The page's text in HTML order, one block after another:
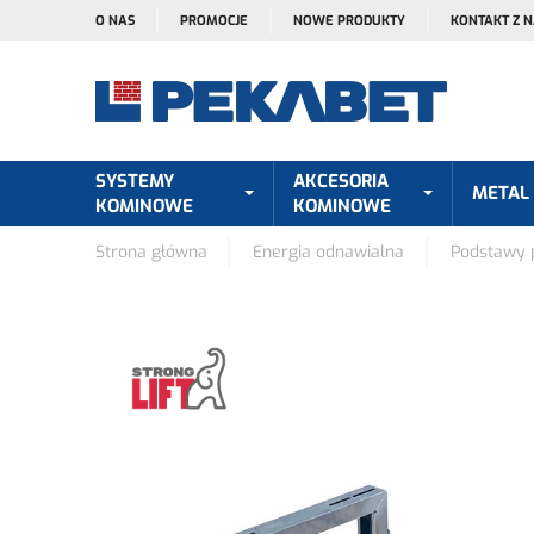
O NAS PROMOCJE NOWE PRODUKTY KONTAKT Z
SYSTEMY
KOMINOWE
AKCESORIA
KOMINOWE
METAL
Strona główna Energia odnawialna Podstawy